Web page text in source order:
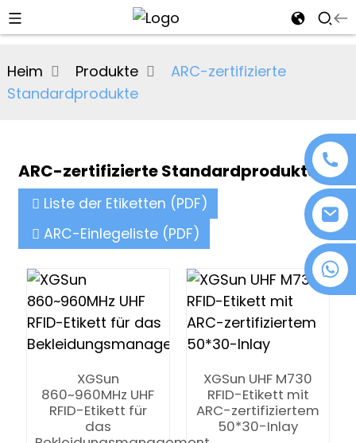
+86 18076372139
Heim Produkte
ARC-zertifizierte
Standardprodukte
ARC-zertifizierte Standardprodukte
Liste der Etiketten (PDF)
ARC-Einlegeliste (PDF)
XGSun
860~960MHz UHF
RFID-Etikett für
das
XGSun UHF M730
RFID-Etikett mit
ARC-zertifiziertem
50*30-Inlay